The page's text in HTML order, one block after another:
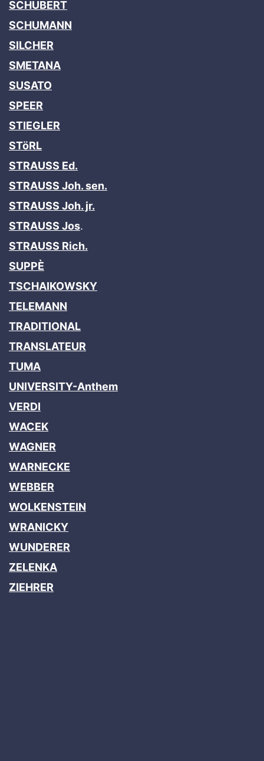
SCHUBERT
SCHUMANN
SILCHER
SMETANA
SUSATO
SPEER
STIEGLER
STöRL
STRAUSS Ed.
STRAUSS Joh. sen.
STRAUSS Joh. jr.
STRAUSS Jos.
STRAUSS Rich.
SUPPÈ
TSCHAIKOWSKY
TELEMANN
TRADITIONAL
TRANSLATEUR
TUMA
UNIVERSITY-Anthem
VERDI
WACEK
WAGNER
WARNECKE
WEBBER
WOLKENSTEIN
WRANICKY
WUNDERER
ZELENKA
ZIEHRER